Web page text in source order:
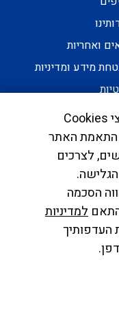
ואחריות
מידע ומדיניות
נגישות
ליישם את
שכר ע"י
היישום ניתן
בזכויות הנוסע
לנוסע
האתר עושה שימוש בקבצי Cookies
התאמת האתר
לצרכים
הגלישה.
הסכמה
למדיניות
העדפותיך